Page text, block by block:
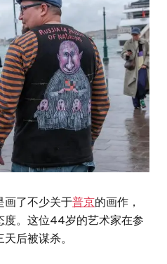
了不少关于普京的画作，
度。这位44岁的艺术家在参
后被谋杀。